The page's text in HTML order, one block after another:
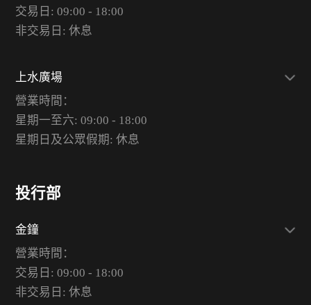
交易日: 09:00 - 18:00
非交易日: 休息
上水廣場
營業時間：
星期一至六: 09:00 - 18:00
星期日及公眾假期: 休息
投行部
金鐘
營業時間：
交易日: 09:00 - 18:00
非交易日: 休息